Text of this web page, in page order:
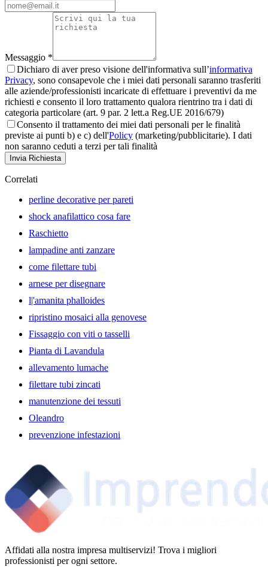
Messaggio *
Dichiaro di aver preso visione dell'informativa sull’informativa
Privacy, sono consapevole che i miei dati personali saranno trasferiti
alle aziende/professionisti incaricate di effettuare i preventivi da me
richiesti e consento il loro trattamento qualora rientrino tra i dati di
categoria particolare (art. 9 par. 2 lett.a Reg.UE 2016/679)
Consento il trattamento dei miei dati personali per le finalità
previste ai punti b) e c) dell'Policy (marketing/pubblicitarie). I dati
non saranno ceduti a terzi per tali finalità
Invia Richiesta
Correlati
perline decorative per pareti
shock anafilattico cosa fare
Raschietto
lampadine anti zanzare
come filettare tubi
arnese per disegnare
l|'amanita phalloides
ripristino mosaici alla genovese
Fissaggio con viti o tasselli
Pianta di Lavandula
allevamento lumache
filettare tubi zincati
manutenzione dei tessuti
Oleandro
prevenzione infestazioni
Affidati alla nostra impresa multiservizi! Trova i migliori
professionisti per ogni settore.